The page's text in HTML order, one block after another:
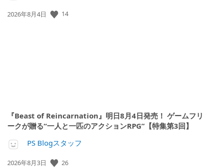
公
2026年8月4日 14
『Beast of Reincarnation』明日8月4日発売！ ゲームフリ
ークが贈る“一人と一匹のアクションRPG”【特集第3回】
PS Blogスタッフ
公
2026年8月3日 26